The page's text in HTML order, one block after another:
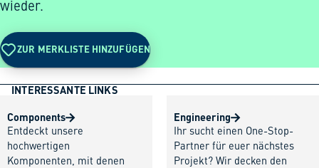
wieder.
ZUR MERKLISTE HINZUFÜGEN
INTERESSANTE LINKS
Components
Entdeckt unsere
hochwertigen
Komponenten, mit denen
Engineering
Ihr sucht einen One-Stop-
Partner für euer nächstes
Projekt? Wir decken den